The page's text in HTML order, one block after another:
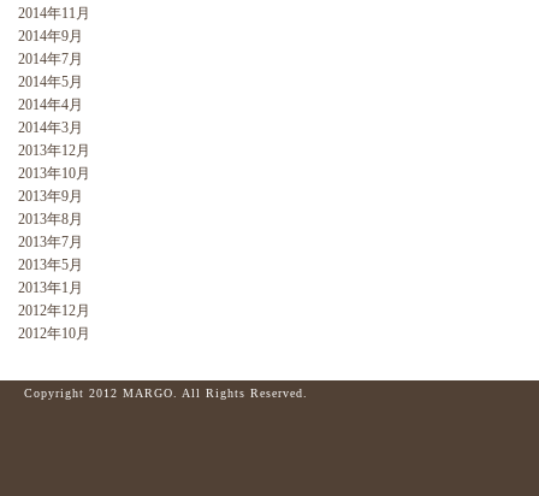
2014年11月
2014年9月
2014年7月
2014年5月
2014年4月
2014年3月
2013年12月
2013年10月
2013年9月
2013年8月
2013年7月
2013年5月
2013年1月
2012年12月
2012年10月
Copyright 2012 MARGO. All Rights Reserved.